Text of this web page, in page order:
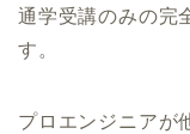
通学受講のみの完
す。
プロエンジニアが